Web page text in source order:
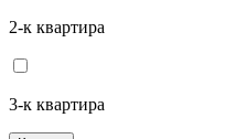
2-к квартира
3-к квартира